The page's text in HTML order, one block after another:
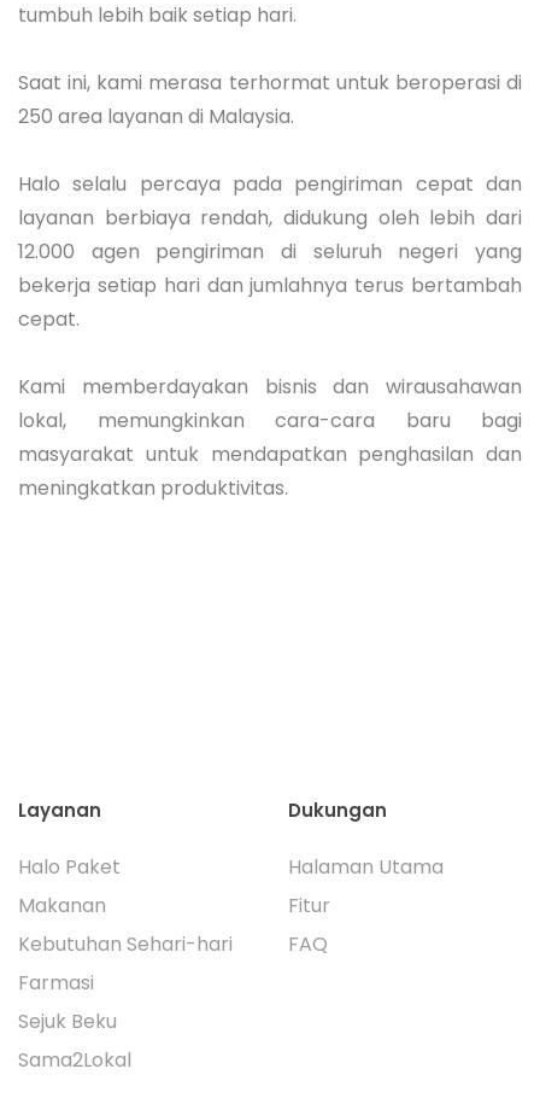
tumbuh lebih baik setiap hari.
Saat ini, kami merasa terhormat untuk beroperasi di
250 area layanan di Malaysia.
Halo selalu percaya pada pengiriman cepat dan
layanan berbiaya rendah, didukung oleh lebih dari
12.000 agen pengiriman di seluruh negeri yang
bekerja setiap hari dan jumlahnya terus bertambah
cepat.
Kami memberdayakan bisnis dan wirausahawan
lokal, memungkinkan cara-cara baru bagi
masyarakat untuk mendapatkan penghasilan dan
meningkatkan produktivitas.
Layanan
Halo Paket
Makanan
Kebutuhan Sehari-hari
Farmasi
Sejuk Beku
Sama2Lokal
Dukungan
Halaman Utama
Fitur
FAQ